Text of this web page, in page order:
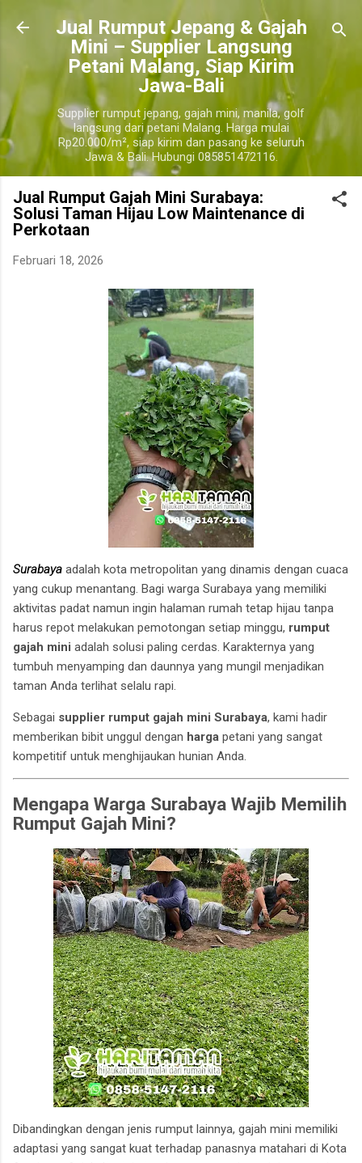
Langsung ke konten utama
​Jual Rumput Jepang & Gajah
Mini – Supplier Langsung
Petani Malang, Siap Kirim
Jawa-Bali
Supplier rumput jepang, gajah mini, manila, golf
langsung dari petani Malang. Harga mulai
Rp20.000/m², siap kirim dan pasang ke seluruh
Jawa & Bali. Hubungi 085851472116.
Jual Rumput Gajah Mini Surabaya:
Solusi Taman Hijau Low Maintenance di
Perkotaan
Februari 18, 2026
Surabaya adalah kota metropolitan yang dinamis dengan cuaca
yang cukup menantang. Bagi warga Surabaya yang memiliki
aktivitas padat namun ingin halaman rumah tetap hijau tanpa
harus repot melakukan pemotongan setiap minggu, rumput
gajah mini adalah solusi paling cerdas. Karakternya yang
tumbuh menyamping dan daunnya yang mungil menjadikan
taman Anda terlihat selalu rapi.
Sebagai supplier rumput gajah mini Surabaya, kami hadir
memberikan bibit unggul dengan harga petani yang sangat
kompetitif untuk menghijaukan hunian Anda.
Mengapa Warga Surabaya Wajib Memilih
Rumput Gajah Mini?
Dibandingkan dengan jenis rumput lainnya, gajah mini memiliki
adaptasi yang sangat kuat terhadap panasnya matahari di Kota